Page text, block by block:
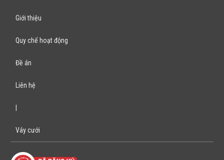
Giới thiệu
Quy chế hoạt động
Đề án
Liên hệ
|
Váy cưới